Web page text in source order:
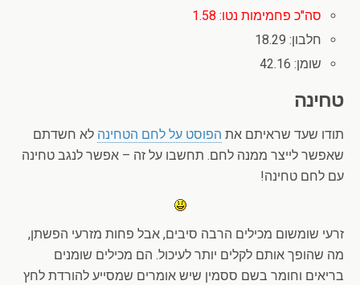
סה"כ פחמימות נטו: 1.58
חלבון: 18.29
שומן: 42.16
טחינה
תודו שעד שראיתם את הפוסט על לחם הטחינה לא חשדתם
שאפשר לייצר ממנה לחם. תחשבו על זה – אפשר לנגב טחינה
עם לחם טחינה!
זרעי שומשום מכילים הרבה סיבים, אבל פחות מזרעי הפשתן,
מה שהופך אותם לקלים יותר לעיכול. הם מכילים שומנים
בריאים וחומר בשם ססמין שיש אומרים שמסייע להורדת לחץ